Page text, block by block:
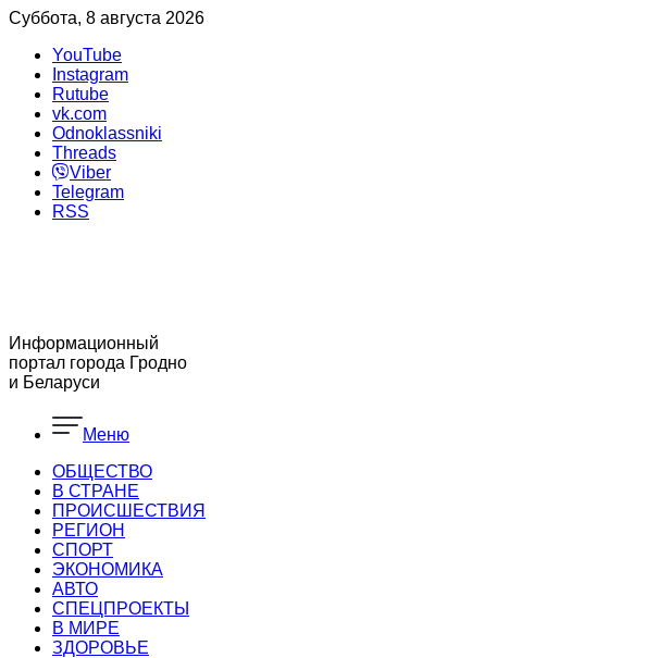
Суббота, 8 августа 2026
YouTube
Instagram
Rutube
vk.com
Odnoklassniki
Threads
Viber
Telegram
RSS
Информационный
портал города Гродно
и Беларуси
Меню
ОБЩЕСТВО
В СТРАНЕ
ПРОИСШЕСТВИЯ
РЕГИОН
CПОРТ
ЭКОНОМИКА
АВТО
СПЕЦПРОЕКТЫ
В МИРЕ
ЗДОРОВЬЕ